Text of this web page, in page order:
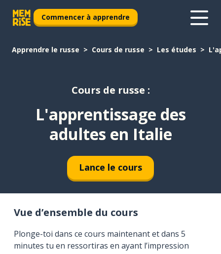
Commencer à apprendre
Apprendre le russe Cours de russe Les études
Cours de russe :
L'apprentissage des
adultes en Italie
Lance le cours
Vue d’ensemble du cours
Plonge-toi dans ce cours maintenant et dans 5
minutes tu en ressortiras en ayant l’impression